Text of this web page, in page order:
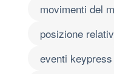
movimenti del
posizione
eventi keypress